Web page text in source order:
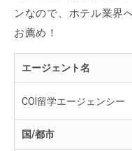
ンなので、ホテル業界
お薦め！
エージェント名
COI留学エージェンシー
国/都市